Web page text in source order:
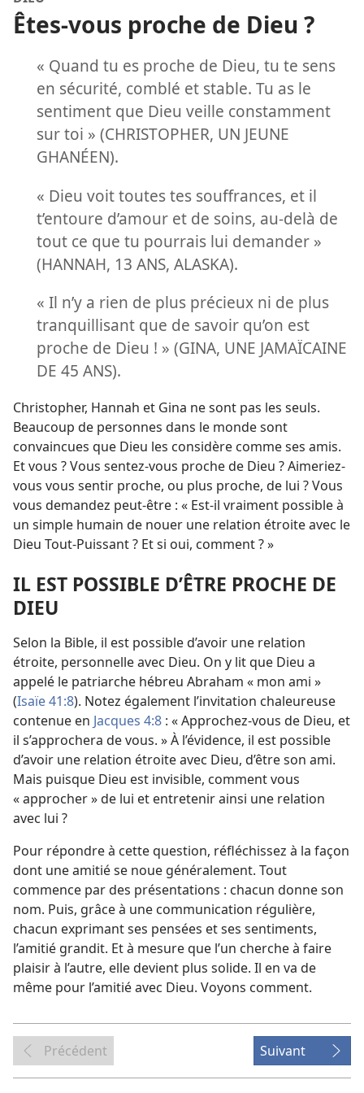
Êtes-vous proche de Dieu ?
« Quand tu es proche de Dieu, tu te sens
en sécurité, comblé et stable. Tu as le
sentiment que Dieu veille constamment
sur toi » (CHRISTOPHER, UN JEUNE
GHANÉEN).
« Dieu voit toutes tes souffrances, et il
t’entoure d’amour et de soins, au-delà de
tout ce que tu pourrais lui demander »
(HANNAH, 13 ANS, ALASKA).
« Il n’y a rien de plus précieux ni de plus
tranquillisant que de savoir qu’on est
proche de Dieu ! » (GINA, UNE JAMAÏCAINE
DE 45 ANS).
Christopher, Hannah et Gina ne sont pas les seuls.
Beaucoup de personnes dans le monde sont
convaincues que Dieu les considère comme ses amis.
Et vous ? Vous sentez-vous proche de Dieu ? Aimeriez-
vous vous sentir proche, ou plus proche, de lui ? Vous
vous demandez peut-être : « Est-il vraiment possible à
un simple humain de nouer une relation étroite avec le
Dieu Tout-Puissant ? Et si oui, comment ? »
IL EST POSSIBLE D’ÊTRE PROCHE DE
DIEU
Selon la Bible, il est possible d’avoir une relation
étroite, personnelle avec Dieu. On y lit que Dieu a
appelé le patriarche hébreu Abraham « mon ami »
(Isaïe 41:8). Notez également l’invitation chaleureuse
contenue en Jacques 4:8 : « Approchez-vous de Dieu, et
il s’approchera de vous. » À l’évidence, il est possible
d’avoir une relation étroite avec Dieu, d’être son ami.
Mais puisque Dieu est invisible, comment vous
« approcher » de lui et entretenir ainsi une relation
avec lui ?
Pour répondre à cette question, réfléchissez à la façon
dont une amitié se noue généralement. Tout
commence par des présentations : chacun donne son
nom. Puis, grâce à une communication régulière,
chacun exprimant ses pensées et ses sentiments,
l’amitié grandit. Et à mesure que l’un cherche à faire
plaisir à l’autre, elle devient plus solide. Il en va de
même pour l’amitié avec Dieu. Voyons comment.
Précédent Suivant